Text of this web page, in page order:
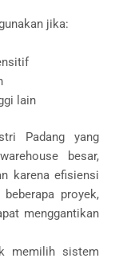
jika:
lain
Padang yang
besar,
karena efisiensi
proyek,
menggantikan
memilih sistem